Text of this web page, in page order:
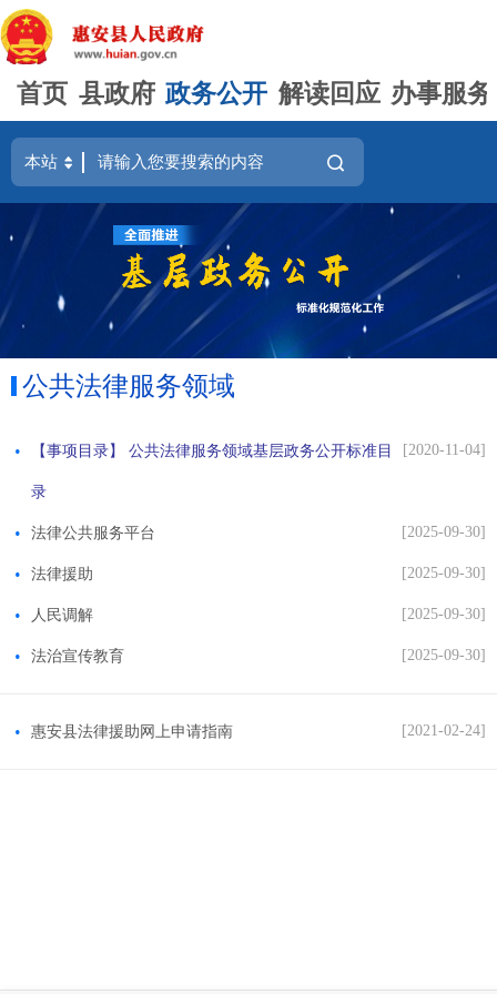
首页 县政府 政务公开 解读回应 办事服务
公共法律服务领域
[2020-11-04]
【事项目录】 公共法律服务领域基层政务公开标准目
录
[2025-09-30]
法律公共服务平台
[2025-09-30]
法律援助
[2025-09-30]
人民调解
[2025-09-30]
法治宣传教育
[2021-02-24]
惠安县法律援助网上申请指南